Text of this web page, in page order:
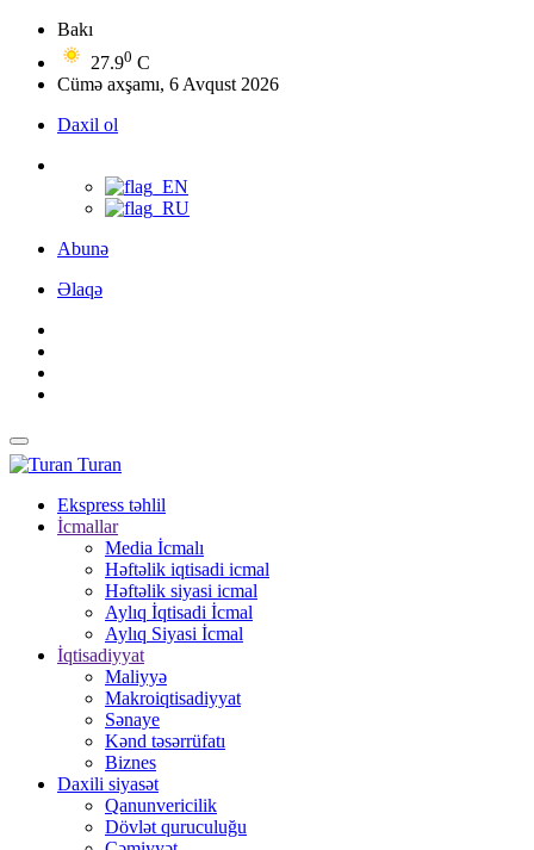
Bakı
27.90 C
Cümə axşamı, 6 Avqust 2026
Daxil ol
Abunə
Əlaqə
Turan
Ekspress təhlil
İcmallar
Media İcmalı
Həftəlik iqtisadi icmal
Həftəlik siyasi icmal
Aylıq İqtisadi İcmal
Aylıq Siyasi İcmal
İqtisadiyyat
Maliyyə
Makroiqtisadiyyat
Sənaye
Kənd təsərrüfatı
Biznes
Daxili siyasət
Qanunvericilik
Dövlət quruculuğu